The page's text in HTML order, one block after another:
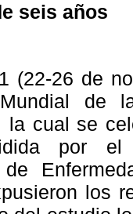
seis años
(22-26 de
Mundial
la cual se
por
de
los